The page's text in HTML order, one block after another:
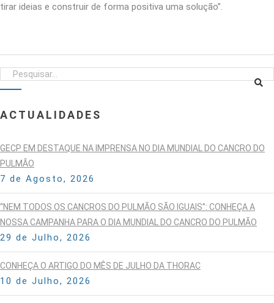
tirar ideias e construir de forma positiva uma solução”.
ACTUALIDADES
GECP EM DESTAQUE NA IMPRENSA NO DIA MUNDIAL DO CANCRO DO
PULMÃO
7 de Agosto, 2026
“NEM TODOS OS CANCROS DO PULMÃO SÃO IGUAIS”: CONHEÇA A
NOSSA CAMPANHA PARA O DIA MUNDIAL DO CANCRO DO PULMÃO
29 de Julho, 2026
CONHEÇA O ARTIGO DO MÊS DE JULHO DA THORAC
10 de Julho, 2026